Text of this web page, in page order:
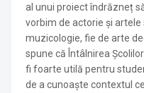
al unui proiect îndrăzneț
vorbim de actorie și
muzicologie, fie de arte
spune că Întâlnirea
fi foarte utilă pentru
de a cunoaște contextul